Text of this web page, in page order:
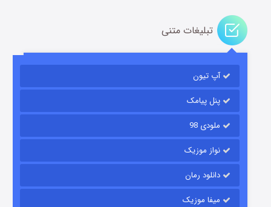
تبلیغات متنی
آپ تیون
پنل پیامک
ملودی 98
نواز موزیک
دانلود رمان
میفا موزیک